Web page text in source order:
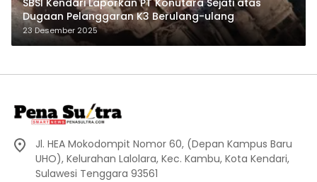
SBSI Kendari Laporkan PT Konutara Sejati atas
Dugaan Pelanggaran K3 Berulang-ulang
23 Desember 2025
Jl. HEA Mokodompit Nomor 60, (Depan Kampus Baru
UHO), Kelurahan Lalolara, Kec. Kambu, Kota Kendari,
Sulawesi Tenggara 93561